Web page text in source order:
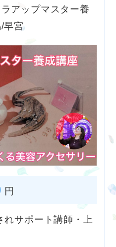
アップマスター養
早宮
円
れサポート講師・上